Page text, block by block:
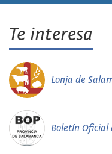
Te interesa
Lonja de
Boletín Oficial